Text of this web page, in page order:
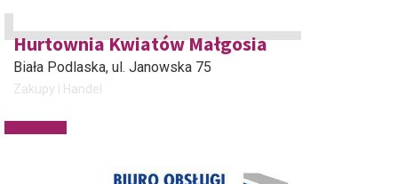
Hurtownia Kwiatów Małgosia
Biała Podlaska, ul. Janowska 75
Zakupy i Handel